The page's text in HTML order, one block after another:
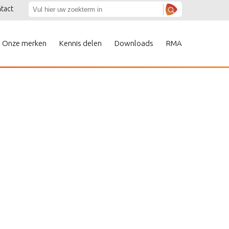
Onze merken Kennis delen Downloads RMA